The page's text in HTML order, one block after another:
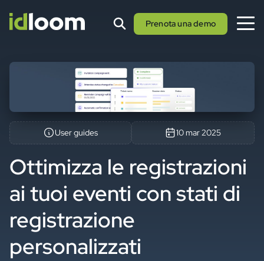
Prenota una demo
User guides 10 mar 2025
Ottimizza le registrazioni
ai tuoi eventi con stati di
registrazione
personalizzati